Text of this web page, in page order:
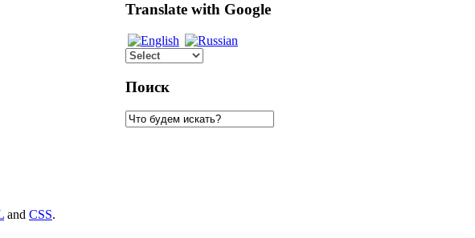
Translate with Google
Поиск
and CSS.